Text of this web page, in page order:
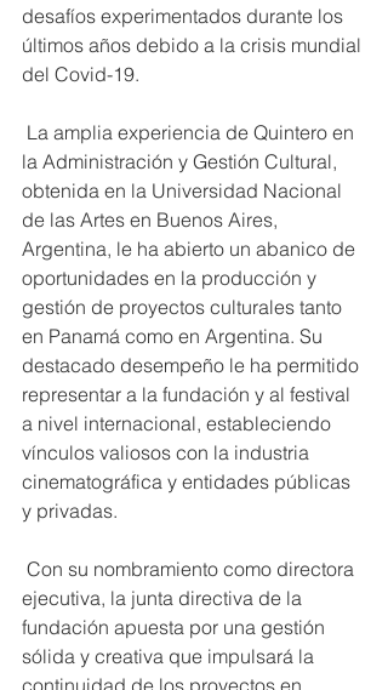
desafíos experimentados durante los
últimos años debido a la crisis mundial
del Covid-19.
la Administración y Gestión Cultural,
obtenida en la Universidad Nacional
de las Artes en Buenos Aires,
Argentina, le ha abierto un abanico de
oportunidades en la producción y
gestión de proyectos culturales tanto
en Panamá como en Argentina. Su
destacado desempeño le ha permitido
representar a la fundación y al festival
a nivel internacional, estableciendo
vínculos valiosos con la industria
cinematográfica y entidades públicas
y privadas.
ejecutiva, la junta directiva de la
fundación apuesta por una gestión
sólida y creativa que impulsará la
continuidad de los proyectos en